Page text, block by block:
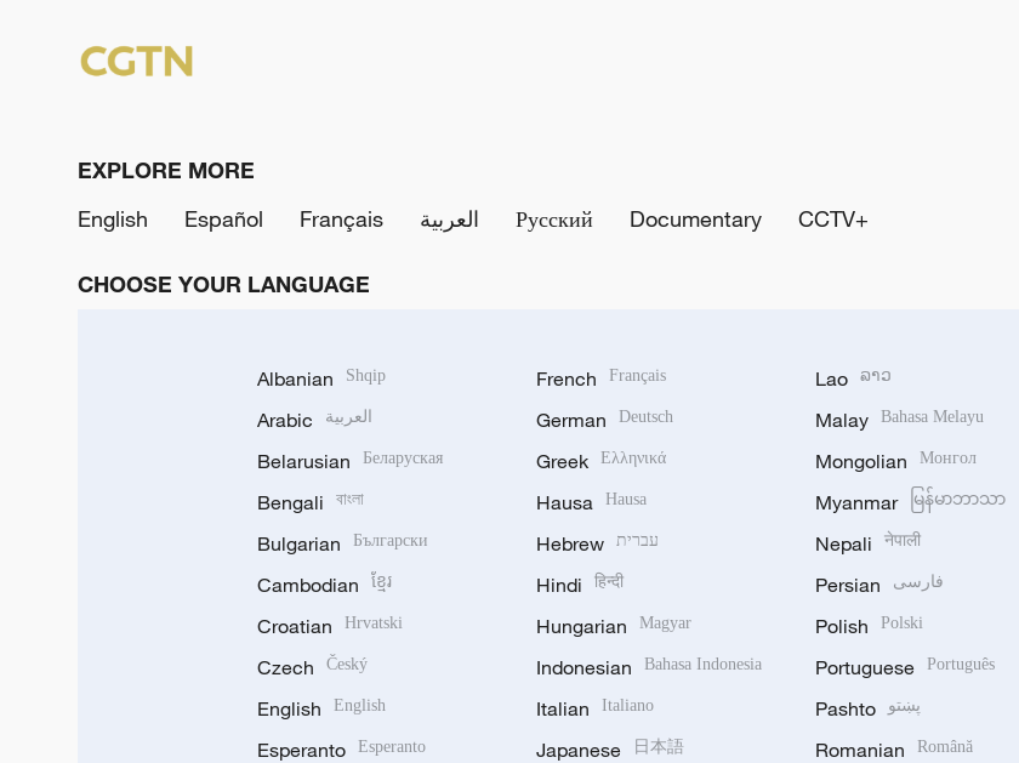
EXPLORE MORE
English
Español Français العربية Русский Documentary CCTV+
CHOOSE YOUR LANGUAGE
Albanian Shqip
Arabic العربية
Belarusian Беларуская
Bengali বাংলা
Bulgarian Български
Cambodian ខ្មែរ
Croatian Hrvatski
Czech Český
English English
Esperanto Esperanto
French Français
German Deutsch
Greek Ελληνικά
Hausa Hausa
Hebrew עברית
Hindi हिन्दी
Hungarian Magyar
Indonesian Bahasa Indonesia
Italian Italiano
Japanese 日本語
Lao ລາວ
Malay Bahasa Melayu
Mongolian Монгол
Myanmar မြန်မာဘာသာ
Nepali नेपाली
Persian فارسی
Polish Polski
Portuguese Português
Pashto پښتو
Romanian Română